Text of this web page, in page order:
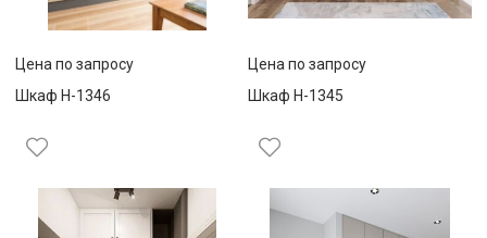
Цена по запросу
Шкаф Н-1346
Цена по запросу
Шкаф Н-1345